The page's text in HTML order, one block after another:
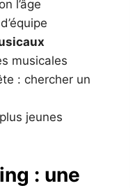
l’âge
musicales
: chercher un
jeunes
: une